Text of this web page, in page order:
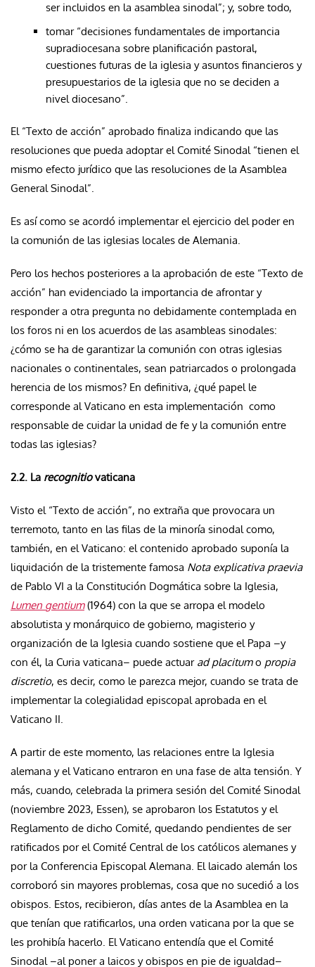
ser incluidos en la asamblea sinodal”; y, sobre todo,
tomar “decisiones fundamentales de importancia
supradiocesana sobre planificación pastoral,
cuestiones futuras de la iglesia y asuntos financieros y
presupuestarios de la iglesia que no se deciden a
nivel diocesano”.
El “Texto de acción” aprobado finaliza indicando que las
resoluciones que pueda adoptar el Comité Sinodal “tienen el
mismo efecto jurídico que las resoluciones de la Asamblea
General Sinodal”.
Es así como se acordó implementar el ejercicio del poder en
la comunión de las iglesias locales de Alemania.
Pero los hechos posteriores a la aprobación de este “Texto de
acción” han evidenciado la importancia de afrontar y
responder a otra pregunta no debidamente contemplada en
los foros ni en los acuerdos de las asambleas sinodales:
¿cómo se ha de garantizar la comunión con otras iglesias
nacionales o continentales, sean patriarcados o prolongada
herencia de los mismos? En definitiva, ¿qué papel le
corresponde al Vaticano en esta implementación como
responsable de cuidar la unidad de fe y la comunión entre
todas las iglesias?
2.2. La recognitiovaticana
Visto el “Texto de acción”, no extraña que provocara un
terremoto, tanto en las filas de la minoría sinodal como,
también, en el Vaticano: el contenido aprobado suponía la
liquidación de la tristemente famosa Nota explicativa praevia
de Pablo VI a la Constitución Dogmática sobre la Iglesia,
Lumen gentium(1964) con la que se arropa el modelo
absolutista y monárquico de gobierno, magisterio y
organización de la Iglesia cuando sostiene que el Papa –y
con él, la Curia vaticana– puede actuar ad placitumo propia
discretio, es decir, como le parezca mejor, cuando se trata de
implementar la colegialidad episcopal aprobada en el
Vaticano II.
A partir de este momento, las relaciones entre la Iglesia
alemana y el Vaticano entraron en una fase de alta tensión. Y
más, cuando, celebrada la primera sesión del Comité Sinodal
(noviembre 2023, Essen), se aprobaron los Estatutos y el
Reglamento de dicho Comité, quedando pendientes de ser
ratificados por el Comité Central de los católicos alemanes y
por la Conferencia Episcopal Alemana. El laicado alemán los
corroboró sin mayores problemas, cosa que no sucedió a los
obispos. Estos, recibieron, días antes de la Asamblea en la
que tenían que ratificarlos, una orden vaticana por la que se
les prohibía hacerlo. El Vaticano entendía que el Comité
Sinodal –al poner a laicos y obispos en pie de igualdad–